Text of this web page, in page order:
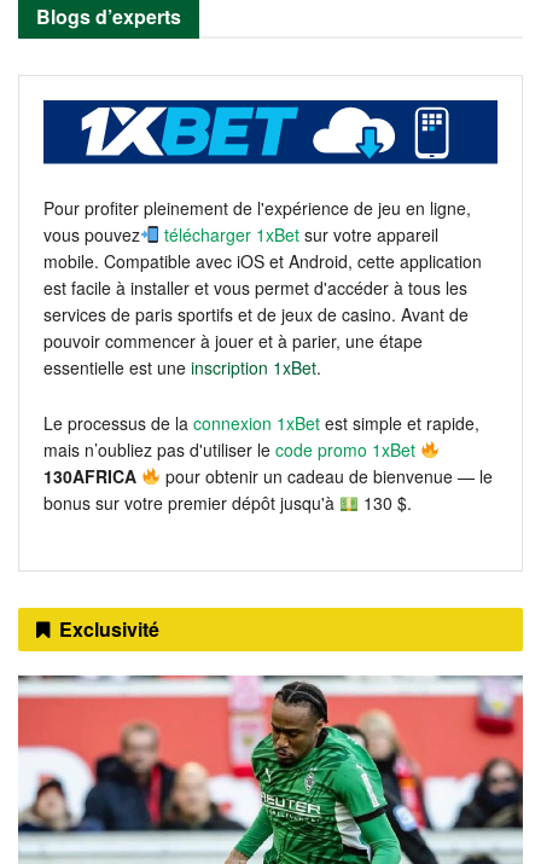
Blogs d’experts
Pour profiter pleinement de l'expérience de jeu en ligne,
vous pouvez
télécharger 1xBet sur votre appareil
mobile. Compatible avec iOS et Android, cette application
est facile à installer et vous permet d'accéder à tous les
services de paris sportifs et de jeux de casino. Avant de
pouvoir commencer à jouer et à parier, une étape
essentielle est une inscription 1xBet.
Le processus de la connexion 1xBet est simple et rapide,
mais n’oubliez pas d'utiliser le code promo 1xBet
130AFRICA
pour obtenir un cadeau de bienvenue — le
bonus sur votre premier dépôt jusqu'à
130 $.
Exclusivité